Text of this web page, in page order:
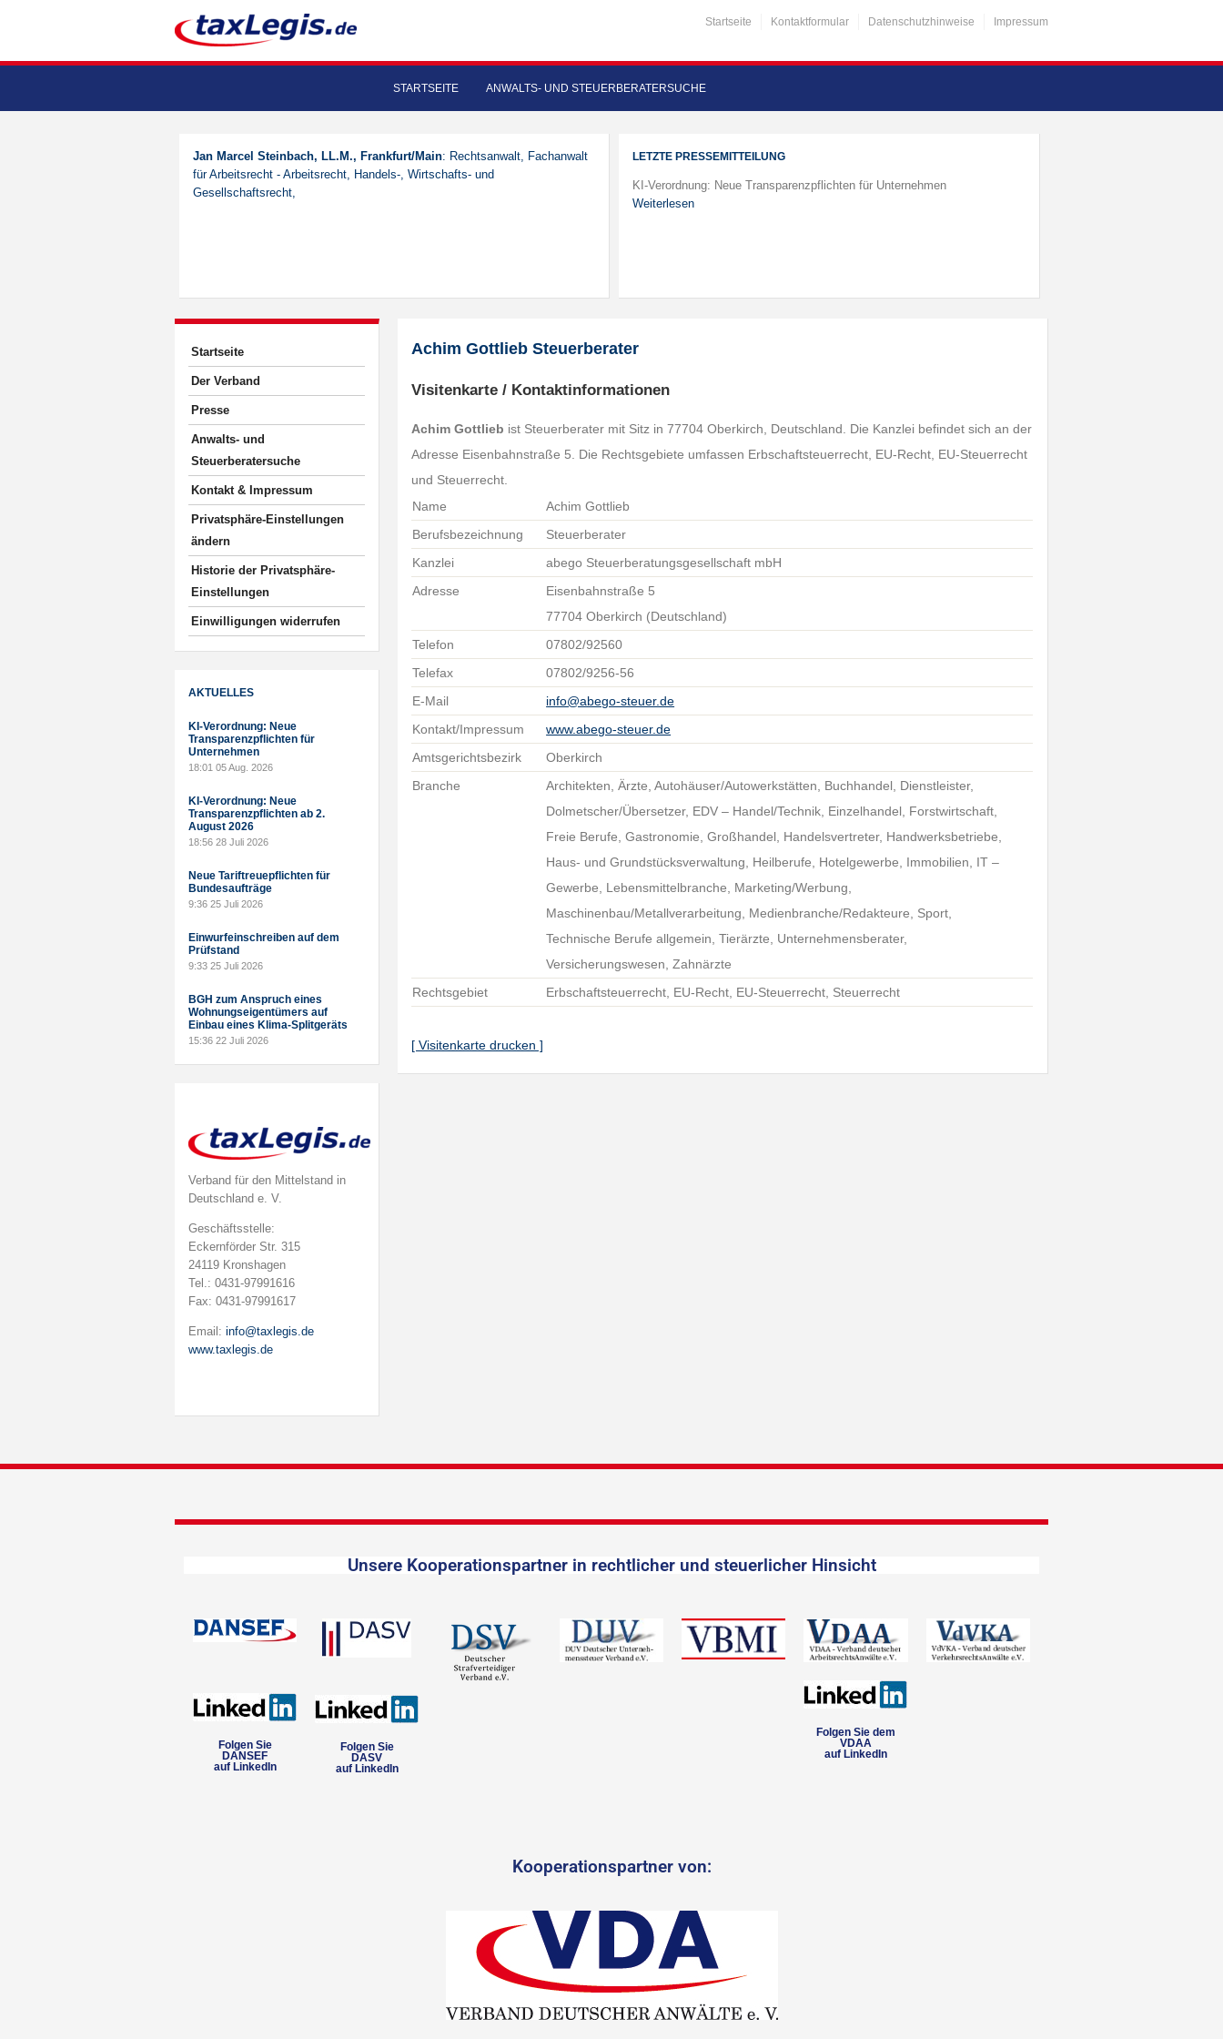
Startseite Kontaktformular Datenschutzhinweise Impressum
STARTSEITE ANWALTS- UND STEUERBERATERSUCHE
Jan Marcel Steinbach, LL.M., Frankfurt/Main: Rechtsanwalt, Fachanwalt
für Arbeitsrecht - Arbeitsrecht, Handels-, Wirtschafts- und
Gesellschaftsrecht,
LETZTE PRESSEMITTEILUNG
KI-Verordnung: Neue Transparenzpflichten für Unternehmen
Weiterlesen
Startseite
Der Verband
Presse
Anwalts- und
Steuerberatersuche
Kontakt & Impressum
Privatsphäre-Einstellungen
ändern
Historie der Privatsphäre-
Einstellungen
Einwilligungen widerrufen
AKTUELLES
KI-Verordnung: Neue
Transparenzpflichten für
Unternehmen
18:01 05 Aug. 2026
KI-Verordnung: Neue
Transparenzpflichten ab 2.
August 2026
18:56 28 Juli 2026
Neue Tariftreuepflichten für
Bundesaufträge
9:36 25 Juli 2026
Einwurfeinschreiben auf dem
Prüfstand
9:33 25 Juli 2026
BGH zum Anspruch eines
Wohnungseigentümers auf
Einbau eines Klima-Splitgeräts
15:36 22 Juli 2026
Verband für den Mittelstand in
Deutschland e. V.
Geschäftsstelle:
Eckernförder Str. 315
24119 Kronshagen
Tel.: 0431-97991616
Fax: 0431-97991617
Email: info@taxlegis.de
www.taxlegis.de
Achim Gottlieb Steuerberater
Visitenkarte / Kontaktinformationen
Achim Gottlieb ist Steuerberater mit Sitz in 77704 Oberkirch, Deutschland. Die Kanzlei befindet sich an der
Adresse Eisenbahnstraße 5. Die Rechtsgebiete umfassen Erbschaftsteuerrecht, EU-Recht, EU-Steuerrecht
und Steuerrecht.
Name
Achim Gottlieb
Berufsbezeichnung
Steuerberater
Kanzlei
abego Steuerberatungsgesellschaft mbH
Adresse
Eisenbahnstraße 5
77704 Oberkirch (Deutschland)
Telefon
07802/92560
Telefax
07802/9256-56
E-Mail
info@abego-steuer.de
Kontakt/Impressum
www.abego-steuer.de
Amtsgerichtsbezirk
Oberkirch
Branche
Architekten, Ärzte, Autohäuser/Autowerkstätten, Buchhandel, Dienstleister,
Dolmetscher/Übersetzer, EDV – Handel/Technik, Einzelhandel, Forstwirtschaft,
Freie Berufe, Gastronomie, Großhandel, Handelsvertreter, Handwerksbetriebe,
Haus- und Grundstücksverwaltung, Heilberufe, Hotelgewerbe, Immobilien, IT –
Gewerbe, Lebensmittelbranche, Marketing/Werbung,
Maschinenbau/Metallverarbeitung, Medienbranche/Redakteure, Sport,
Technische Berufe allgemein, Tierärzte, Unternehmensberater,
Versicherungswesen, Zahnärzte
Rechtsgebiet
Erbschaftsteuerrecht, EU-Recht, EU-Steuerrecht, Steuerrecht
[ Visitenkarte drucken ]
Unsere Kooperationspartner in rechtlicher und steuerlicher Hinsicht
Folgen Sie
DANSEF
auf LinkedIn
Folgen Sie
DASV
auf LinkedIn
Folgen Sie dem
VDAA
auf LinkedIn
Kooperationspartner von: